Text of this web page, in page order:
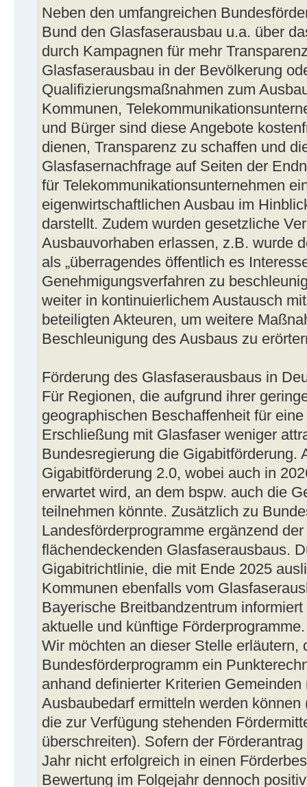
Neben den umfangreichen
Bund den Glasfaserausbau u.a. über
durch Kampagnen für mehr
Glasfaserausbau in der Bevölkerung
Qualifizierungsmaßnahmen zum
Kommunen,
und Bürger sind diese Angebote
dienen, Transparenz zu schaffen und
Glasfasernachfrage auf Seiten der
für Telekommunikationsunternehmen
eigenwirtschaftlichen Ausbau im
darstellt. Zudem wurden gesetzliche
Ausbauvorhaben erlassen, z.B. wurde
als „überragendes öffentlich es
Genehmigungsverfahren zu
weiter in kontinuierlichem Austausch
beteiligten Akteuren, um weitere
Beschleunigung des Ausbaus zu
Förderung des Glasfaserausbaus in
Für Regionen, die aufgrund ihrer
geographischen Beschaffenheit für
Erschließung mit Glasfaser weniger
Bundesregierung die Gigabitförderung.
Gigabitförderung 2.0, wobei auch in
erwartet wird, an dem bspw. auch die
teilnehmen könnte. Zusätzlich zu
Landesförderprogramme ergänzend
flächendeckenden Glasfaserausbaus.
Gigabitrichtlinie, die mit Ende 2025
Kommunen ebenfalls vom
Bayerische Breitbandzentrum
aktuelle und künftige Förderprogramme.
Wir möchten an dieser Stelle erläutern,
Bundesförderprogramm ein
anhand definierter Kriterien
Ausbaubedarf ermitteln werden
die zur Verfügung stehenden
überschreiten). Sofern der
Jahr nicht erfolgreich in einen
Bewertung im Folgejahr dennoch